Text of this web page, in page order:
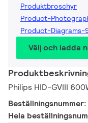
Produktbroschyr
Product-
Product-Diagrams-
Välj och ladda
Philips HID-GVIII
Beställningsnummer:
Hela